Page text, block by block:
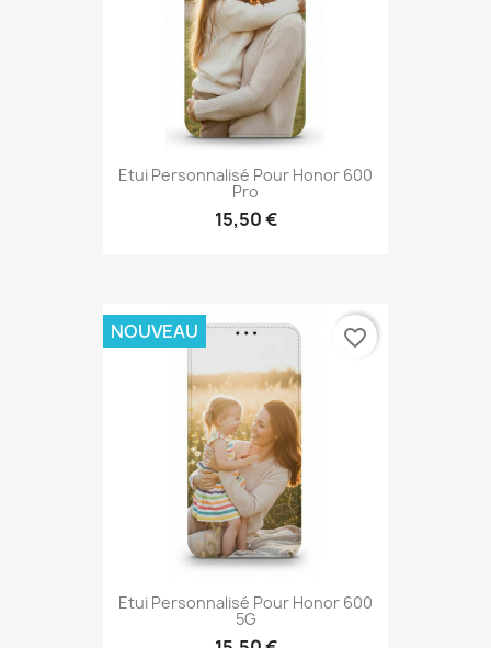
Etui Personnalisé Pour Honor 600
Pro
15,50 €
Etui Personnalisé Pour Honor 600
5G
NOUVEAU favorite_border